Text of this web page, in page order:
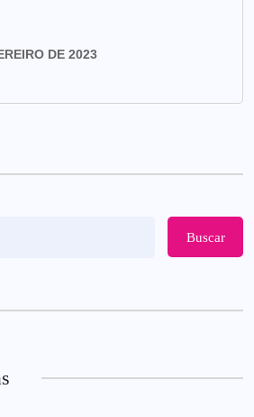
DE 2023
Buscar